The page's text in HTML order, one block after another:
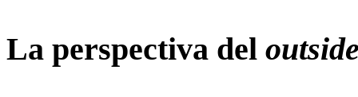
La perspectiva del